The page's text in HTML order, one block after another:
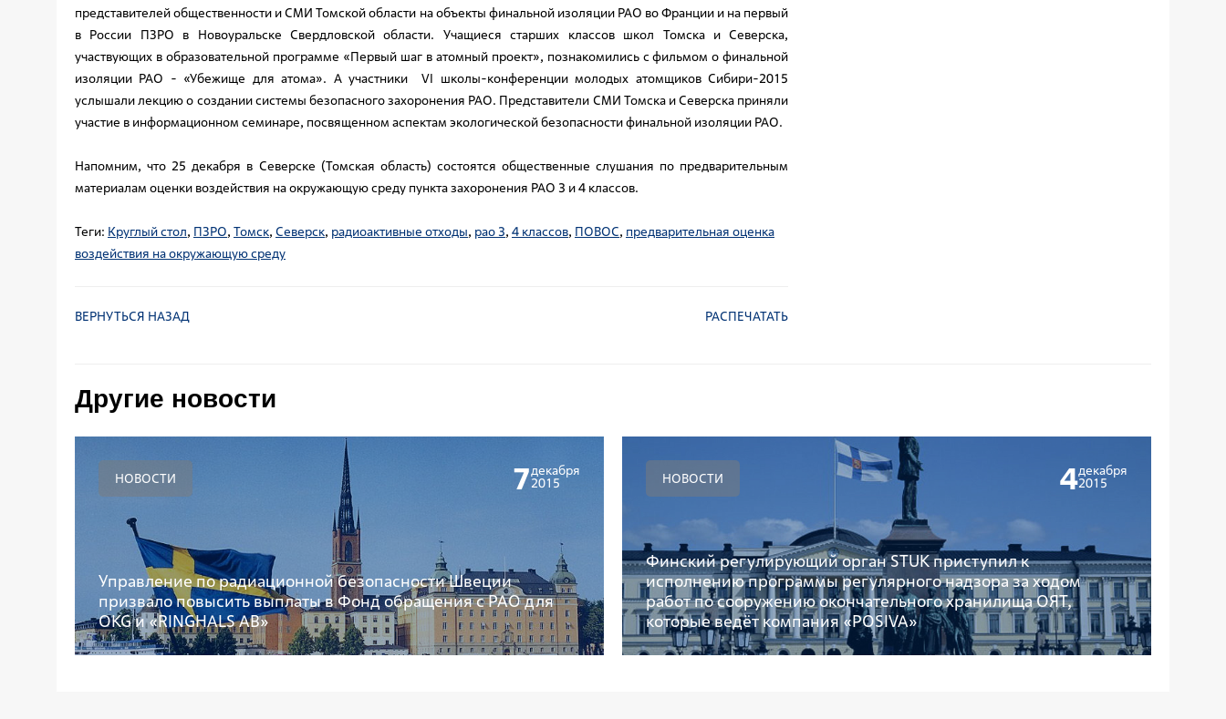
представителей общественности и СМИ Томской области на объекты финальной изоляции РАО во Франции и на первый
в России ПЗРО в Новоуральске Свердловской области. Учащиеся старших классов школ Томска и Северска,
участвующих в образовательной программе «Первый шаг в атомный проект», познакомились с фильмом о финальной
изоляции РАО - «Убежище для атома». А участники VI школы-конференции молодых атомщиков Сибири-2015
услышали лекцию о создании системы безопасного захоронения РАО. Представители СМИ Томска и Северска приняли
участие в информационном семинаре, посвященном аспектам экологической безопасности финальной изоляции РАО.
Напомним, что 25 декабря в Северске (Томская область) состоятся общественные слушания по предварительным
материалам оценки воздействия на окружающую среду пункта захоронения РАО 3 и 4 классов.
Теги: Круглый стол, ПЗРО, Томск, Северск, радиоактивные отходы, рао 3, 4 классов, ПОВОС, предварительная оценка
воздействия на окружающую среду
ВЕРНУТЬСЯ НАЗАД РАСПЕЧАТАТЬ
Другие новости
НОВОСТИ 7декабря
2015
Управление по радиационной безопасности Швеции
призвало повысить выплаты в Фонд обращения с РАО для
OKG и «RINGHALS AB»
НОВОСТИ 4декабря
2015
Финский регулирующий орган STUK приступил к
исполнению программы регулярного надзора за ходом
работ по сооружению окончательного хранилища ОЯТ,
которые ведёт компания «POSIVA»